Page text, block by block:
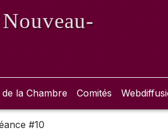
la Chambre Comités
#10